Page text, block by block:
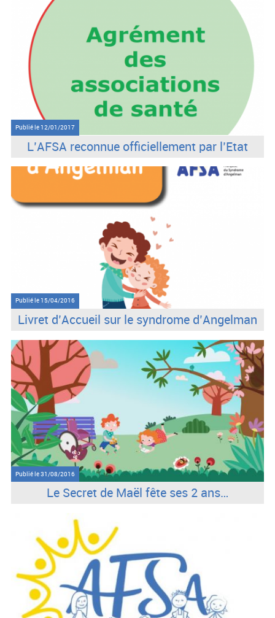
Publié le 12/01/2017
L’AFSA reconnue officiellement par l’Etat
Publié le 15/04/2016
Livret d’Accueil sur le syndrome d’Angelman
Publié le31/08/2016
Le Secret de Maël fête ses 2 ans…